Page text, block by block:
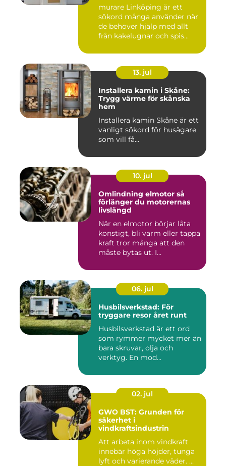
murare Linköping är ett
sökord många använder när
de behöver hjälp med allt
från kakelugnar och spis...
13. jul
Installera kamin i Skåne:
Trygg värme för skånska
hem
Installera kamin Skåne är ett
vanligt sökord för husägare
som vill få...
10. jul
Omlindning elmotor så
förlänger du motorernas
livslängd
När en elmotor börjar låta
konstigt, bli varm eller tappa
kraft tror många att den
måste bytas ut. I...
06. jul
Husbilsverkstad: För
tryggare resor året runt
Husbilsverkstad är ett ord
som rymmer mycket mer än
bara skruvar, olja och
verktyg. En mod...
02. jul
GWO BST: Grunden för
säkerhet i
vindkraftsindustrin
Att arbeta inom vindkraft
innebär höga höjder, tunga
lyft och varierande väder. ...